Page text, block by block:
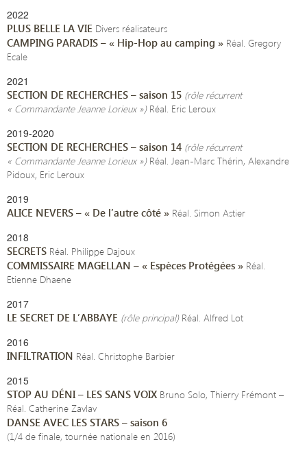
2022
PLUS BELLE LA VIE Divers réalisateurs
CAMPING PARADIS – « Hip-Hop au camping » Réal. Gregory
Ecale
2021
SECTION DE RECHERCHES – saison 15 (rôle récurrent
« Commandante Jeanne Lorieux »)Réal. Eric Leroux
2019-2020
SECTION DE RECHERCHES – saison 14 (rôle récurrent
« Commandante Jeanne Lorieux »)Réal. Jean-Marc Thérin, Alexandre
Pidoux, Eric Leroux
2019
ALICE NEVERS – « De l’autre côté » Réal. Simon Astier
2018
SECRETS Réal. Philippe Dajoux
COMMISSAIRE MAGELLAN – « Espèces Protégées » Réal.
Etienne Dhaene
2017
LE SECRET DE L’ABBAYE (rôle principal)Réal. Alfred Lot
2016
INFILTRATION Réal. Christophe Barbier
2015
STOP AU DÉNI – LES SANS VOIX Bruno Solo, Thierry Frémont –
Réal. Catherine Zavlav
DANSE AVEC LES STARS – saison 6
(1/4 de finale, tournée nationale en 2016)